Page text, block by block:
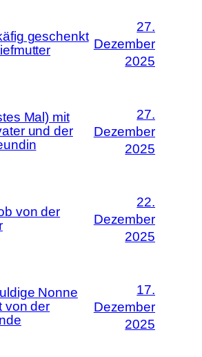
geschenkt
27.
Dezember
2025
Mal) mit
und der
27.
Dezember
2025
von der
22.
Dezember
2025
Nonne
von der
17.
Dezember
2025